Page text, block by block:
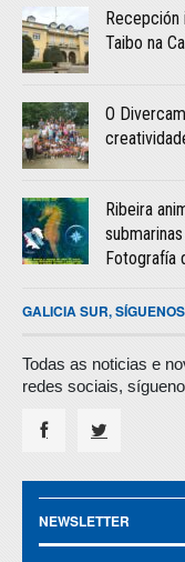
Recepción
Taibo na
O
Ribeira
Fotografía
GALICIA SUR, SÍGUENOS
Todas as noticias e
redes sociais,
NEWSLETTER